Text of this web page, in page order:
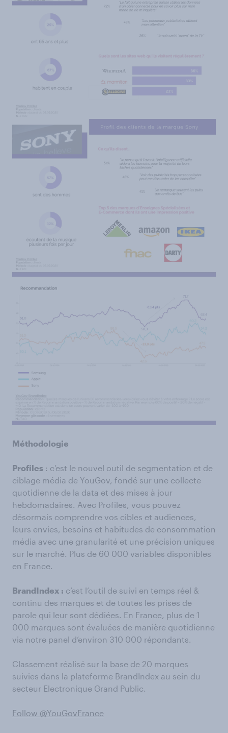
Méthodologie
Profiles : c’est le nouvel outil de segmentation et de
ciblage média de YouGov, fondé sur une collecte
quotidienne de la data et des mises à jour
hebdomadaires. Avec Profiles, vous pouvez
désormais comprendre vos cibles et audiences,
leurs envies, besoins et habitudes de consommation
média avec une granularité et une précision uniques
sur le marché. Plus de 60 000 variables disponibles
en France.
BrandIndex : c’est l’outil de suivi en temps réel &
continu des marques et de toutes les prises de
parole qui leur sont dédiées. En France, plus de 1
000 marques sont évaluées de manière quotidienne
via notre panel d’environ 310 000 répondants.
Classement réalisé sur la base de 20 marques
suivies dans la plateforme BrandIndex au sein du
secteur Electronique Grand Public.
Follow @YouGovFrance